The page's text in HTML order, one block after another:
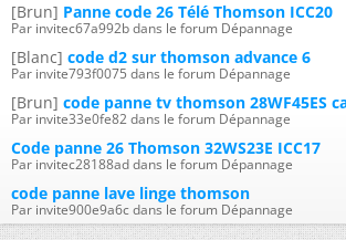
[Brun] Panne code 26 Télé Thomson ICC20
Par invitec67a992b dans le forum Dépannage
[Blanc] code d2 sur thomson advance 6
Par invite793f0075 dans le forum Dépannage
[Brun] code panne tv thomson 28WF45ES
Par invite33e0fe82 dans le forum Dépannage
Code panne 26 Thomson 32WS23E ICC17
Par invitec28188ad dans le forum Dépannage
code panne lave linge thomson
Par invite900e9a6c dans le forum Dépannage